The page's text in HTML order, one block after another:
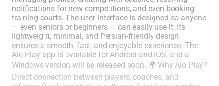
notifications for new competitions, and even booking
training courts. The user interface is designed so anyone
— even seniors or beginners — can easily use it. Its
lightweight, minimal, and Persian-friendly design
ensures a smooth, fast, and enjoyable experience. The
Alo Play app is available for Android and iOS, and a
Windows version will be released soon. 🌍 Why Alo Play?
Direct connection between players, coaches, and